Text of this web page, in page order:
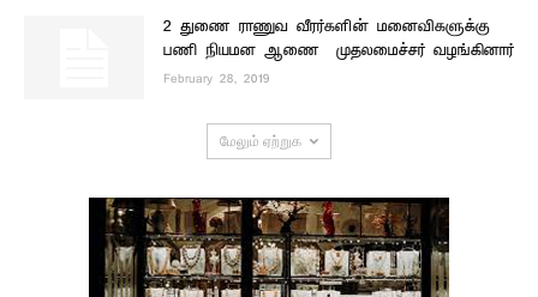
2 துணை ராணுவ வீரர்களின் மனைவிகளுக்கு
பணி நியமன ஆணை – முதலமைச்சர் வழங்கினார்
February 28, 2019
மேலும் ஏற்றுக